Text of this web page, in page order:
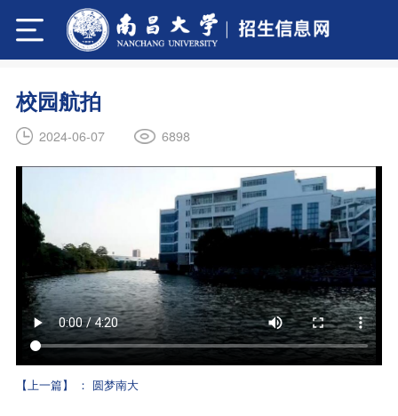
校园航拍
2024-06-07 6898
【上一篇】 ： 圆梦南大